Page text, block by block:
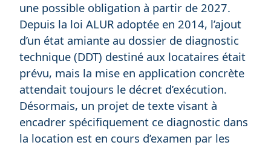
une possible obligation à partir de 2027.
Depuis la loi ALUR adoptée en 2014, l’ajout
d’un état amiante au dossier de diagnostic
technique (DDT) destiné aux locataires était
prévu, mais la mise en application concrète
attendait toujours le décret d’exécution.
Désormais, un projet de texte visant à
encadrer spécifiquement ce diagnostic dans
la location est en cours d’examen par les